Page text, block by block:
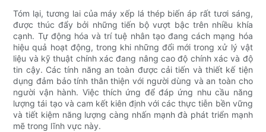
Tóm lại, tương lai của máy xếp lá thép biến áp rất tươi sáng,
được thúc đẩy bởi những tiến bộ vượt bậc trên nhiều khía
cạnh. Tự động hóa và trí tuệ nhân tạo đang cách mạng hóa
hiệu quả hoạt động, trong khi những đổi mới trong xử lý vật
liệu và kỹ thuật chính xác đang nâng cao độ chính xác và độ
tin cậy. Các tính năng an toàn được cải tiến và thiết kế tiện
dụng đảm bảo tính thân thiện với người dùng và an toàn cho
người vận hành. Việc thích ứng để đáp ứng nhu cầu năng
lượng tái tạo và cam kết kiên định với các thực tiễn bền vững
và tiết kiệm năng lượng càng nhấn mạnh đà phát triển mạnh
mẽ trong lĩnh vực này.